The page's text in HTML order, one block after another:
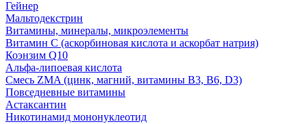
Гейнер
Мальтодекстрин
Витамины, минералы, микроэлементы
Витамин C (аскорбиновая кислота и аскорбат натрия)
Коэнзим Q10
Альфа-липоевая кислота
Смесь ZMA (цинк, магний, витамины B3, B6, D3)
Повседневные витамины
Астаксантин
Никотинамид мононуклеотид